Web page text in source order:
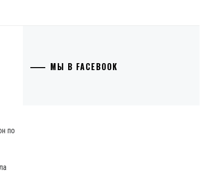
по
МЫ В FACEBOOK